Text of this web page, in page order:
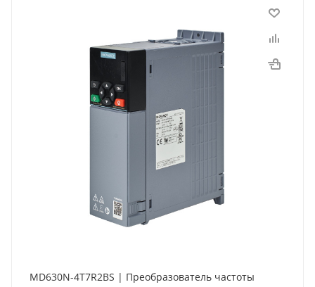
MD630N-4T7R2BS | Преобразователь частоты